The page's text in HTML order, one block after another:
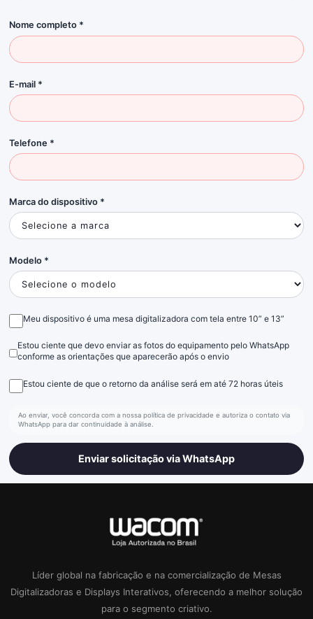
Nome completo *
E-mail *
Telefone *
Marca do dispositivo *
Modelo *
Meu dispositivo é uma mesa digitalizadora com tela entre 10” e 13”
Estou ciente que devo enviar as fotos do equipamento pelo WhatsApp
conforme as orientações que aparecerão após o envio
Estou ciente de que o retorno da análise será em até 72 horas úteis
Ao enviar, você concorda com a nossa política de privacidade e autoriza o contato via
WhatsApp para dar continuidade à análise.
Enviar solicitação via WhatsApp
Líder global na fabricação e na comercialização de Mesas
Digitalizadoras e Displays Interativos, oferecendo a melhor solução
para o segmento criativo.